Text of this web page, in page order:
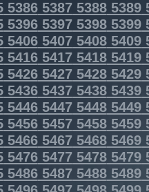
5386538753885389
5396539753985399
5406540754085409
5416541754185419
5426542754285429
5436543754385439
5446544754485449
5456545754585459
5466546754685469
54765477 54785479
54865487 54885489